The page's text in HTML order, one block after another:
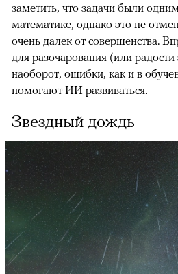
заметить, что задачи были
математике, однако это не
очень далек от совершенства.
для разочарования (или
наоборот, ошибки, как и в
помогают ИИ развиваться.
Звездный дождь